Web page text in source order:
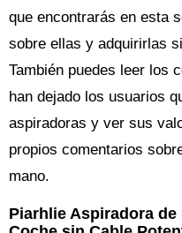
que encontrarás en esta
sobre ellas y adquirirlas
También puedes leer los
han dejado los usuarios
aspiradoras y ver sus
propios comentarios
mano.
Piarhlie Aspiradora